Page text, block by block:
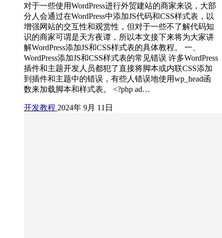
对于一些使用WordPress进行外贸建站的商家来说，大部
分人会通过在WordPress中添加JS代码和CSS样式表，以
增强网站的交互性和观赏性，但对于一些不了解代码知
识的商家可谓是天方夜谭，所以本文接下来将为大家讲
解WordPress添加JS和CSS样式表的具体教程。 一、
WordPress添加JS和CSS样式表的常见错误 许多WordPress
插件和主题开发人员都犯了直接将脚本或内联CSS添加
到插件和主题中的错误，有些人错误地使用wp_head函
数来加载脚本和样式表。 <?php ad…
开发教程 2024年 9月 11日